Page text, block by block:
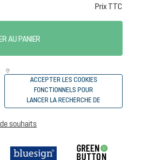
Prix TTC
AU PANIER
ACCEPTER LES COOKIES
FONCTIONNELS POUR
LANCER LA RECHERCHE DE
REVENDEURS
souhaits